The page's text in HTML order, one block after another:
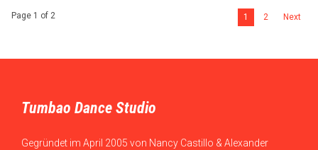
Page 1 of 2 1 2 Next
Tumbao Dance Studio
Gegründet im April 2005 von Nancy Castillo & Alexander